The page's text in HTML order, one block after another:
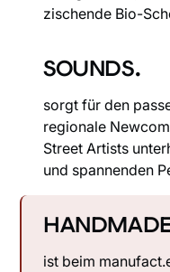
zischende Bio-
SOUNDS.
sorgt für den
regionale
Street Artists
und spannenden
ist beim